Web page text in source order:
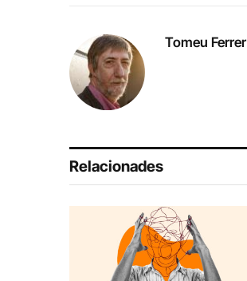
Tomeu Ferrer
Relacionades